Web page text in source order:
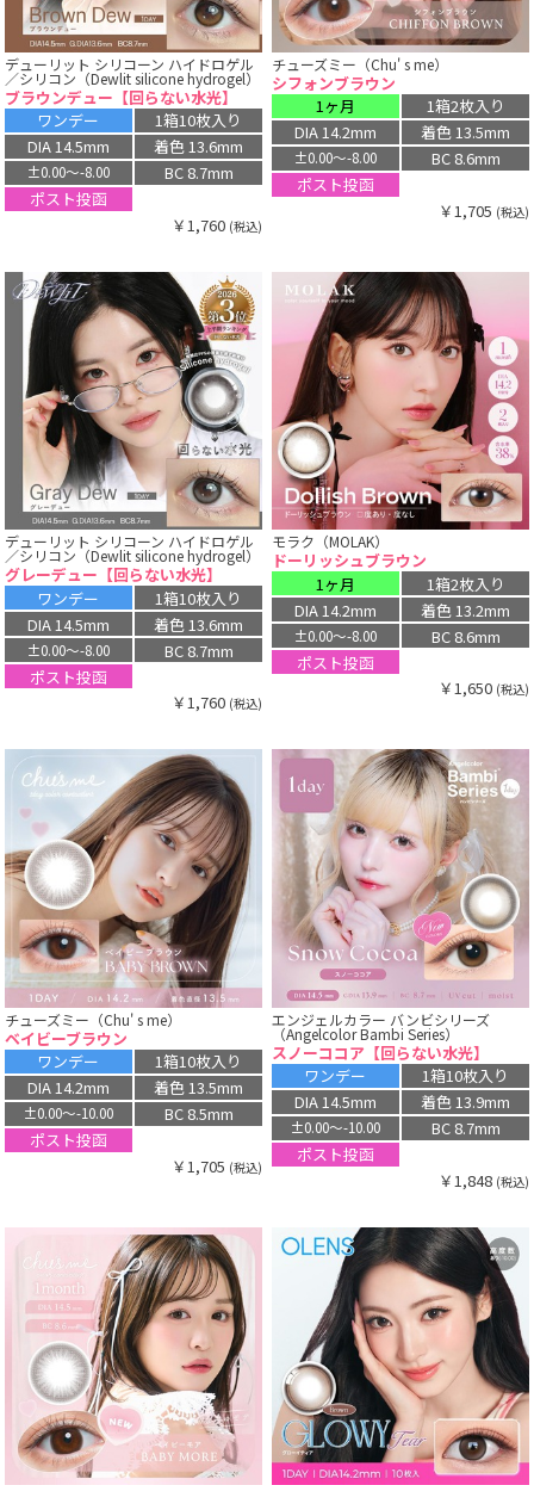
デューリット シリコーン ハイドロゲル
／シリコン（Dewlit silicone hydrogel）
ブラウンデュー【回らない水光】
ワンデー
1箱10枚入り
DIA 14.5mm
着色 13.6mm
±0.00〜-8.00
BC 8.7mm
ポスト投函
￥1,760 (税込)
チューズミー（Chu' s me）
シフォンブラウン
1ヶ月
1箱2枚入り
DIA 14.2mm
着色 13.5mm
±0.00〜-8.00
BC 8.6mm
ポスト投函
￥1,705 (税込)
デューリット シリコーン ハイドロゲル
／シリコン（Dewlit silicone hydrogel）
グレーデュー【回らない水光】
ワンデー
1箱10枚入り
DIA 14.5mm
着色 13.6mm
±0.00〜-8.00
BC 8.7mm
ポスト投函
￥1,760 (税込)
モラク（MOLAK）
ドーリッシュブラウン
1ヶ月
1箱2枚入り
DIA 14.2mm
着色 13.2mm
±0.00〜-8.00
BC 8.6mm
ポスト投函
￥1,650 (税込)
チューズミー（Chu' s me）
ベイビーブラウン
ワンデー
1箱10枚入り
DIA 14.2mm
着色 13.5mm
±0.00〜-10.00
BC 8.5mm
ポスト投函
￥1,705 (税込)
エンジェルカラー バンビシリーズ
（Angelcolor Bambi Series）
スノーココア【回らない水光】
ワンデー
1箱10枚入り
DIA 14.5mm
着色 13.9mm
±0.00〜-10.00
BC 8.7mm
ポスト投函
￥1,848 (税込)